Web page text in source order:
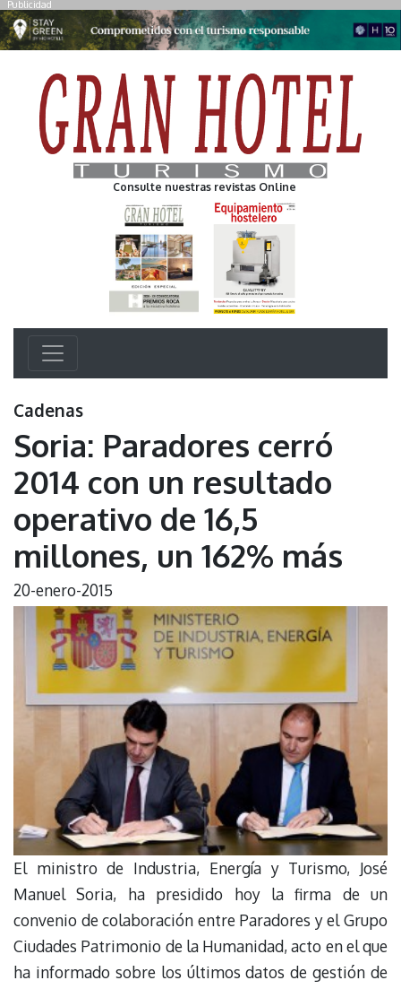
Publicidad
Consulte nuestras revistas Online
Cadenas
Soria: Paradores cerró
2014 con un resultado
operativo de 16,5
millones, un 162% más
20-enero-2015
El ministro de Industria, Energía y Turismo, José
Manuel Soria, ha presidido hoy la firma de un
convenio de colaboración entre Paradores y el Grupo
Ciudades Patrimonio de la Humanidad, acto en el que
ha informado sobre los últimos datos de gestión de